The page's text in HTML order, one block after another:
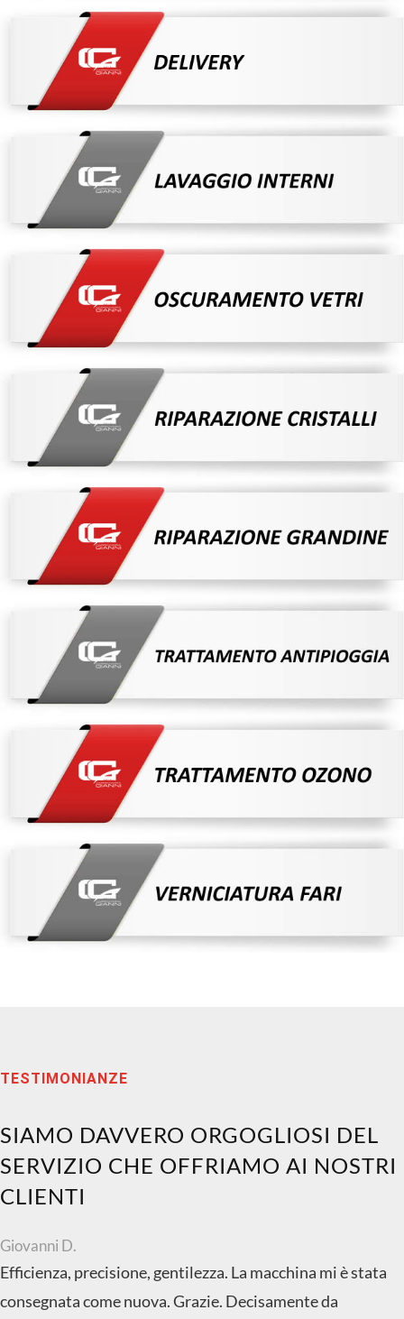
TESTIMONIANZE
SIAMO DAVVERO ORGOGLIOSI DEL
SERVIZIO CHE OFFRIAMO AI NOSTRI
CLIENTI
Giovanni D.
Efficienza, precisione, gentilezza. La macchina mi è stata
consegnata come nuova. Grazie. Decisamente da